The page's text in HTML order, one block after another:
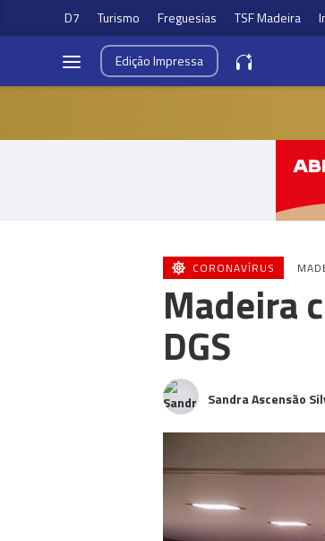
D7 Turismo Freguesias TSF Madeira
EdiçãoImpressa
CORONAVÍRUS
Madeira
DGS
Sandra Ascensão